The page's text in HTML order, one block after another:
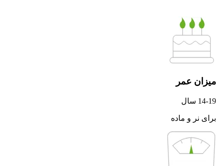
میزان عمر
14-19 سال
برای نر و ماده